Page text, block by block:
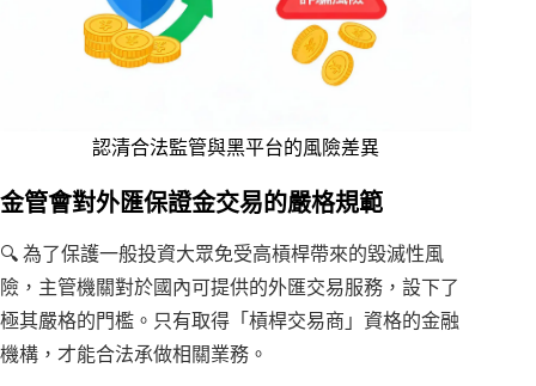
認清合法監管與黑平台的風險差異
金管會對外匯保證金交易的嚴格規範
🔍 為了保護一般投資大眾免受高槓桿帶來的毀滅性風
險，主管機關對於國內可提供的外匯交易服務，設下了
極其嚴格的門檻。只有取得「槓桿交易商」資格的金融
機構，才能合法承做相關業務。